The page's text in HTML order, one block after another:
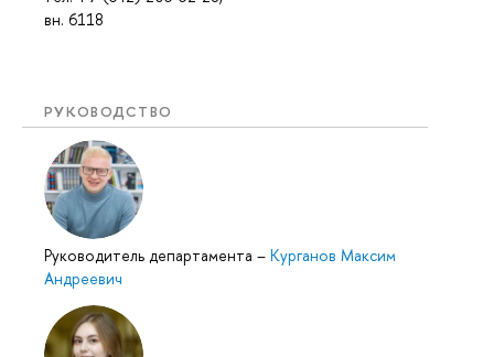
вн. 6118
РУКОВОДСТВО
Руководитель департамента – Курганов Максим
Андреевич